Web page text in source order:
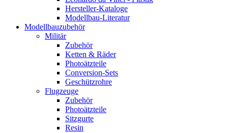
Hersteller-Kataloge
Modellbau-Literatur
Modellbauzubehör
Militär
Zubehör
Ketten & Räder
Photoätzteile
Conversion-Sets
Geschützrohre
Flugzeuge
Zubehör
Photoätzteile
Sitzgurte
Resin